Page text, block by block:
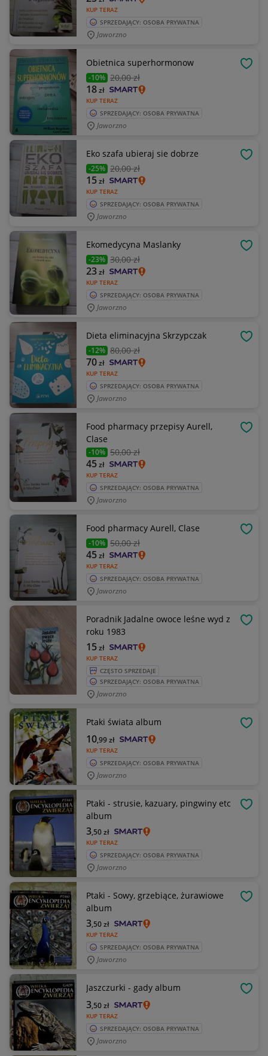
KUP TERAZ
SPRZEDAJĄCY: OSOBA PRYWATNA
Jaworzno
Obietnica superhormonow
-10% 20,00 zł
KUP TERAZ
18zł
SPRZEDAJĄCY: OSOBA PRYWATNA
Jaworzno
Eko szafa ubieraj sie dobrze
-25% 20,00 zł
KUP TERAZ
15zł
SPRZEDAJĄCY: OSOBA PRYWATNA
Jaworzno
Ekomedycyna Maslanky
-23% 30,00 zł
KUP TERAZ
23zł
SPRZEDAJĄCY: OSOBA PRYWATNA
Jaworzno
Dieta eliminacyjna Skrzypczak
-12% 80,00 zł
KUP TERAZ
70zł
SPRZEDAJĄCY: OSOBA PRYWATNA
Jaworzno
Food pharmacy przepisy Aurell,
Clase
-10% 50,00 zł
KUP TERAZ
45zł
SPRZEDAJĄCY: OSOBA PRYWATNA
Jaworzno
Food pharmacy Aurell, Clase
-10% 50,00 zł
KUP TERAZ
45zł
SPRZEDAJĄCY: OSOBA PRYWATNA
Jaworzno
Poradnik Jadalne owoce leśne wyd z
roku 1983
KUP TERAZ
15zł
CZĘSTO SPRZEDAJE
SPRZEDAJĄCY: OSOBA PRYWATNA
Jaworzno
Ptaki świata album
KUP TERAZ
10,99zł
SPRZEDAJĄCY: OSOBA PRYWATNA
Jaworzno
Ptaki - strusie, kazuary, pingwiny etc
album
KUP TERAZ
3,50zł
SPRZEDAJĄCY: OSOBA PRYWATNA
Jaworzno
Ptaki - Sowy, grzebiące, żurawiowe
album
KUP TERAZ
3,50zł
SPRZEDAJĄCY: OSOBA PRYWATNA
Jaworzno
Jaszczurki - gady album
KUP TERAZ
3,50zł
SPRZEDAJĄCY: OSOBA PRYWATNA
Jaworzno